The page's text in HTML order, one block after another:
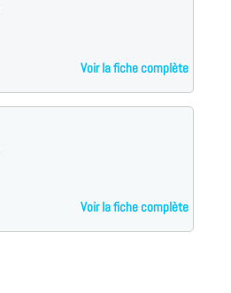
Voir la fiche complète
Voir la fiche complète